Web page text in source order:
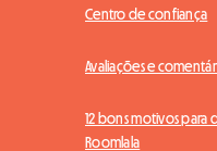
Centro de confiança
Avaliações e
12 bons motivos para
Roomlala